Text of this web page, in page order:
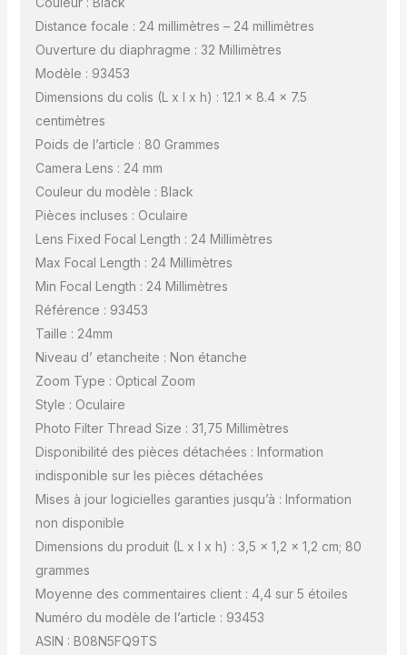
Distance focale : 24 millimètres – 24 millimètres
Ouverture du diaphragme : 32 Millimètres
Modèle : 93453
Dimensions du colis (L x l x h) : 12.1 x 8.4 x 7.5
centimètres
Poids de l’article : 80 Grammes
Camera Lens : 24 mm
Couleur du modèle : Black
Pièces incluses : Oculaire
Lens Fixed Focal Length : 24 Millimètres
Max Focal Length : 24 Millimètres
Min Focal Length : 24 Millimètres
Référence : 93453
Taille : 24mm
Niveau d’ etancheite : Non étanche
Zoom Type : Optical Zoom
Style : Oculaire
Photo Filter Thread Size : 31,75 Millimètres
Disponibilité des pièces détachées : Information
indisponible sur les pièces détachées
Mises à jour logicielles garanties jusqu’à : Information
non disponible
Dimensions du produit (L x l x h) : 3,5 x 1,2 x 1,2 cm; 80
grammes
Moyenne des commentaires client : 4,4 sur 5 étoiles
Numéro du modèle de l’article : 93453
ASIN : B08N5FQ9TS